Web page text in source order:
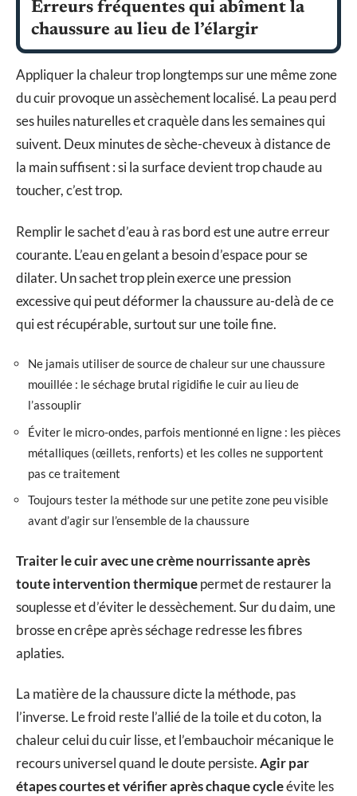
Erreurs fréquentes qui abîment la
chaussure au lieu de l’élargir
Appliquer la chaleur trop longtemps sur une même zone
du cuir provoque un assèchement localisé. La peau perd
ses huiles naturelles et craquèle dans les semaines qui
suivent. Deux minutes de sèche-cheveux à distance de
la main suffisent : si la surface devient trop chaude au
toucher, c’est trop.
Remplir le sachet d’eau à ras bord est une autre erreur
courante. L’eau en gelant a besoin d’espace pour se
dilater. Un sachet trop plein exerce une pression
excessive qui peut déformer la chaussure au-delà de ce
qui est récupérable, surtout sur une toile fine.
Ne jamais utiliser de source de chaleur sur une chaussure
mouillée : le séchage brutal rigidifie le cuir au lieu de
l’assouplir
Éviter le micro-ondes, parfois mentionné en ligne : les pièces
métalliques (œillets, renforts) et les colles ne supportent
pas ce traitement
Toujours tester la méthode sur une petite zone peu visible
avant d’agir sur l’ensemble de la chaussure
Traiter le cuir avec une crème nourrissante après
toute intervention thermiquepermet de restaurer la
souplesse et d’éviter le dessèchement. Sur du daim, une
brosse en crêpe après séchage redresse les fibres
aplaties.
La matière de la chaussure dicte la méthode, pas
l’inverse. Le froid reste l’allié de la toile et du coton, la
chaleur celui du cuir lisse, et l’embauchoir mécanique le
recours universel quand le doute persiste.Agir par
étapes courtes et vérifier après chaque cycleévite les